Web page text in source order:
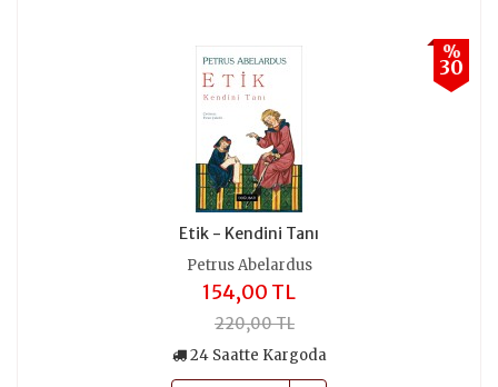
%
30
Etik - Kendini Tanı
Petrus Abelardus
154,00 TL
220,00 TL
24 Saatte Kargoda